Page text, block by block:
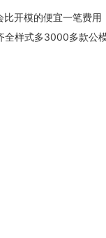
开模的便宜一笔费用
全样式多3000多款公